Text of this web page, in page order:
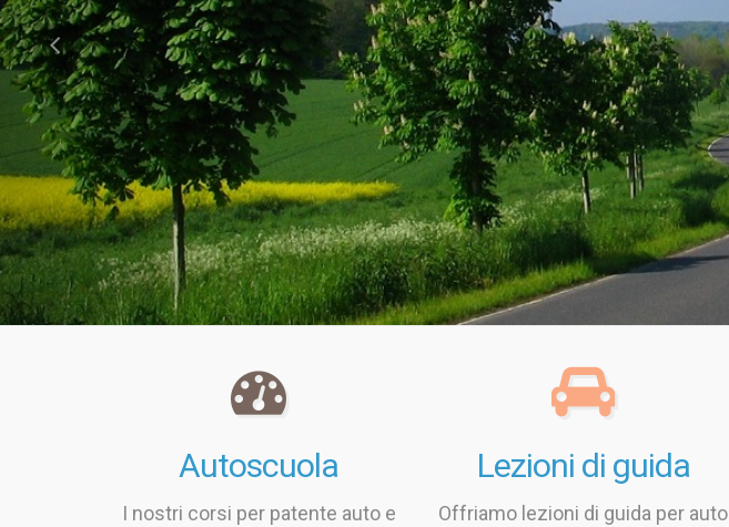
Autoscuola
I nostri corsi per patente auto e
Lezioni di guida
Offriamo lezioni di guida per auto